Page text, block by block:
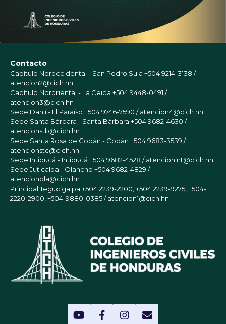
Contacto
Capítulo Noroccidental - San Pedro Sula +504 9214-3138 /
atencion2@cich.hn
Capítulo Nororiental - La Ceiba +504 9448-0491 /
atencion3@cich.hn
Sede Danlí - El Paraíso +504 9746-7590 / atencion4@cich.hn
Sede Santa Bárbara - Santa Bárbara +504 9682-4630 /
atencionstb@cich.hn
Sede Santa Rosa de Copán - Copán +504 9683-3539 /
atencionstc@cich.hn
Sede Intibucá - Intibucá +504 9682-4528 / atencionint@cich.hn
Sede Juticalpa - Olancho +504 9682-4829 /
atencionola@cich.hn
Principal Tegucigalpa +504 2239-2200, +504 2239-9275, +504-
2220-2900, +504-9880-0385 / atencion1@cich.hn